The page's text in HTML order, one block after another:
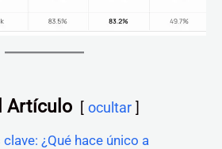
Artículo ocultar
¿Qué hace único a